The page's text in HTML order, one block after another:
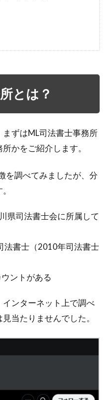
とは？
ずはML司法書士事務所
かをご紹介します。
を調べてみましたが、分
県司法書士会に所属して
法書士（2010年司法書士
ントがある
ンターネット上で調べ
当たりませんでした。